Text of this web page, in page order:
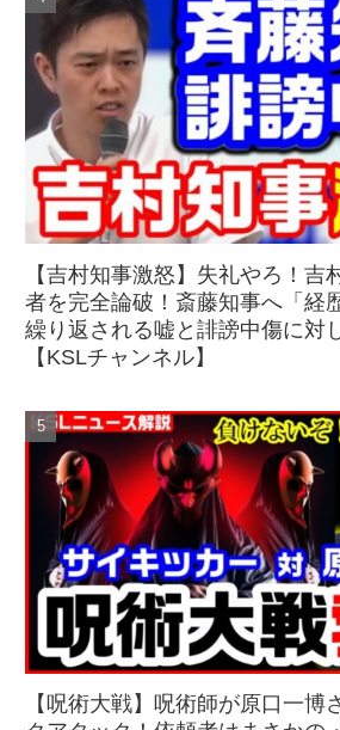
【吉村知事激怒】失礼やろ！吉
者を完全論破！斎藤知事へ「経
繰り返される嘘と誹謗中傷に対
【KSLチャンネル】
【呪術大戦】呪術師が原口一博